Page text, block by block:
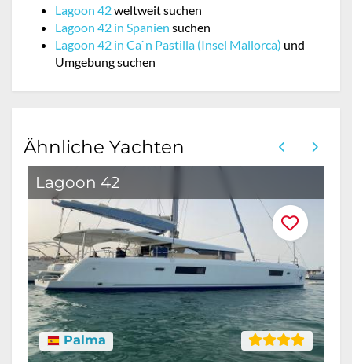
Lagoon 42weltweit suchen
Lagoon 42 in Spanien suchen
Lagoon 42 in Ca`n Pastilla (Insel Mallorca) und
Umgebung suchen
Ähnliche Yachten
Lagoon 42
Palma